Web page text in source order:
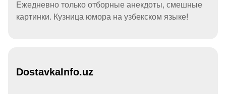
Ежедневно только отборные анекдоты, смешные
картинки. Кузница юмора на узбекском языке!
DostavkaInfo.uz